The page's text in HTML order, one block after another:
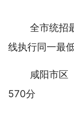
全市统招
线执行同一最
咸阳市区
570分